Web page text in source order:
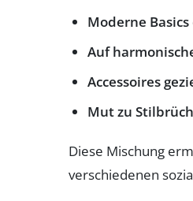
Moderne
Auf
Accessoires
Mut zu
Diese Mischung
verschiedenen